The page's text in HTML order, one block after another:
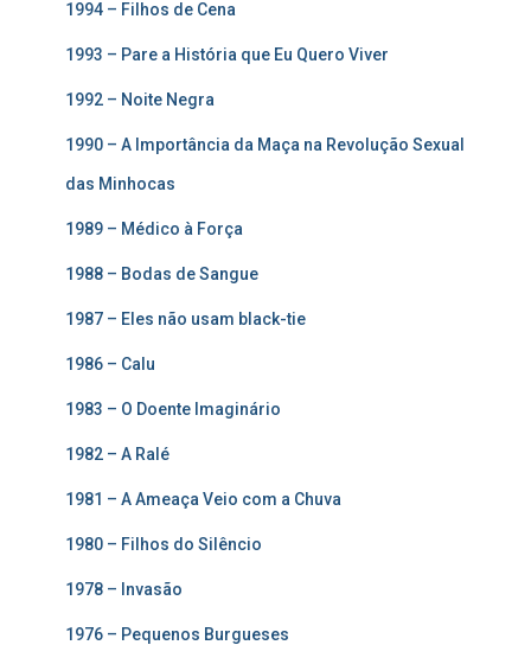
1994 – Filhos de Cena
1993 – Pare a História que Eu Quero Viver
1992 – Noite Negra
1990 – A Importância da Maça na Revolução Sexual
das Minhocas
1989 – Médico à Força
1988 – Bodas de Sangue
1987 – Eles não usam black-tie
1986 – Calu
1983 – O Doente Imaginário
1982 – A Ralé
1981 – A Ameaça Veio com a Chuva
1980 – Filhos do Silêncio
1978 – Invasão
1976 – Pequenos Burgueses